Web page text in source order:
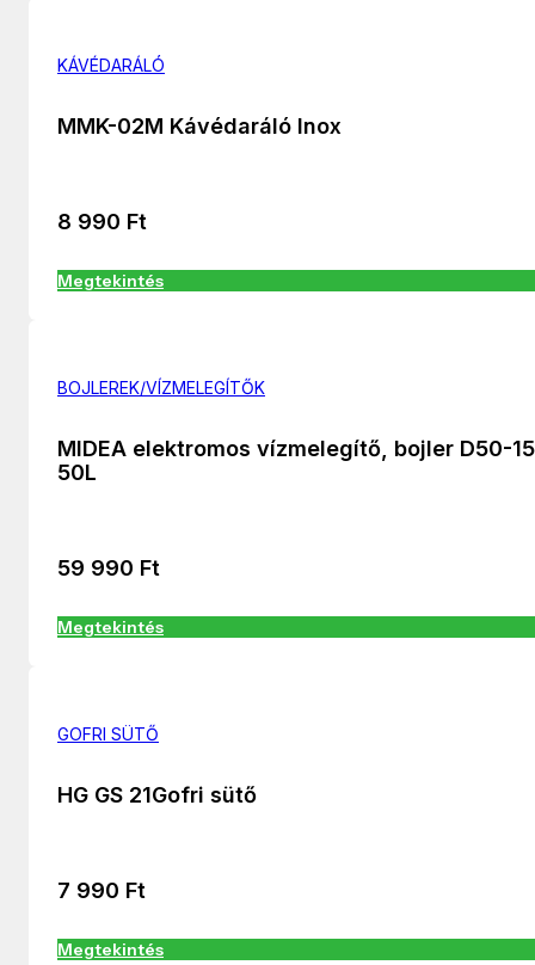
KÁVÉDARÁLÓ
MMK-02M Kávédaráló Inox
8 990 Ft
Megtekintés
BOJLEREK/VÍZMELEGÍTŐK
MIDEA elektromos vízmelegítő, bojler D50-
50L
59 990 Ft
Megtekintés
GOFRI SÜTŐ
HG GS 21Gofri sütő
7 990 Ft
Megtekintés